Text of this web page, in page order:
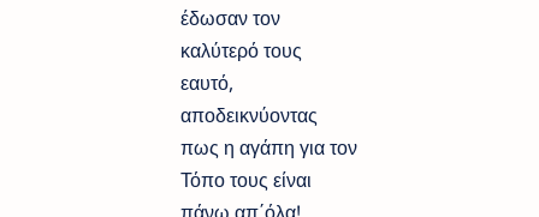
έδωσαν τον
καλύτερό τους
εαυτό,
αποδεικνύοντας
πως η αγάπη για τον
Τόπο τους είναι